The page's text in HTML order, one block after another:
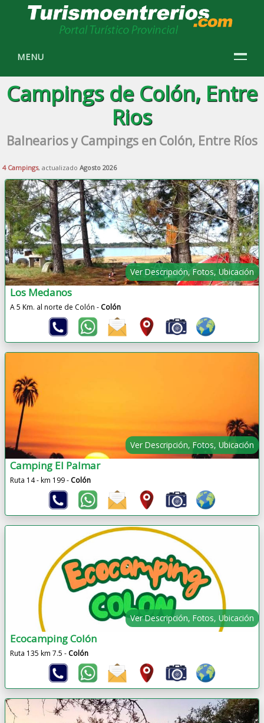
MENU
Campings de Colón, Entre
Rios
Balnearios y Campings en Colón, Entre Ríos
4 Campings, actualizadoAgosto 2026
Ver Descripción, Fotos, Ubicación
Los Medanos
A 5 Km. al norte de Colón - Colón
Ver Descripción, Fotos, Ubicación
Camping El Palmar
Ruta 14 - km 199 - Colón
Ver Descripción, Fotos, Ubicación
Ecocamping Colón
Ruta 135 km 7.5 - Colón